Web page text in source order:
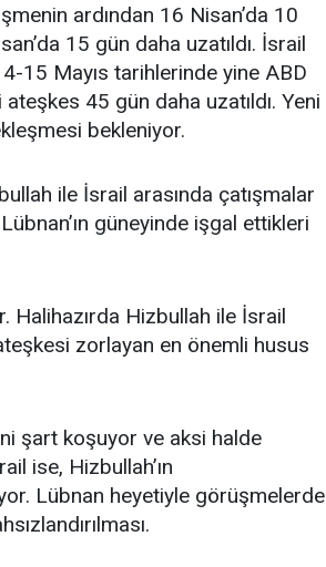
ardından 16 Nisan’da 10
15 gün daha uzatıldı. İsrail
15 Mayıs tarihlerinde yine ABD
45 gün daha uzatıldı. Yeni
bekleniyor.
ile İsrail arasında çatışmalar
güneyinde işgal ettikleri
Halihazırda Hizbullah ile İsrail
zorlayan en önemli husus
şart koşuyor ve aksi halde
ise, Hizbullah’ın
Lübnan heyetiyle görüşmelerde